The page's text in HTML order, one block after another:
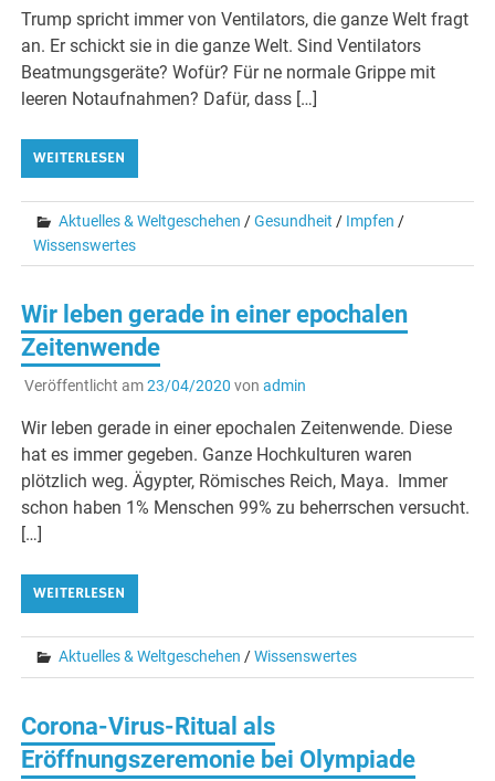
Trump spricht immer von Ventilators, die ganze Welt fragt
an. Er schickt sie in die ganze Welt. Sind Ventilators
Beatmungsgeräte? Wofür? Für ne normale Grippe mit
leeren Notaufnahmen? Dafür, dass […]
WEITERLESEN
Aktuelles & Weltgeschehen /Gesundheit / Impfen /
Wissenswertes
Wir leben gerade in einer epochalen
Zeitenwende
Veröffentlicht am23/04/2020 von admin
Wir leben gerade in einer epochalen Zeitenwende. Diese
hat es immer gegeben. Ganze Hochkulturen waren
plötzlich weg. Ägypter, Römisches Reich, Maya. Immer
schon haben 1% Menschen 99% zu beherrschen versucht.
[…]
WEITERLESEN
Aktuelles & Weltgeschehen /Wissenswertes
Corona-Virus-Ritual als
Eröffnungszeremonie bei Olympiade